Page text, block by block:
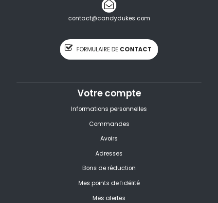
contact@candydukes.com
FORMULAIRE DE CONTACT
Votre compte
Informations personnelles
Commandes
Avoirs
Adresses
Bons de réduction
Mes points de fidélité
Mes alertes